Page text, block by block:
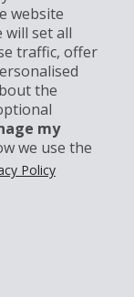
website
will set all
traffic, offer
the
my
we use the
Policy